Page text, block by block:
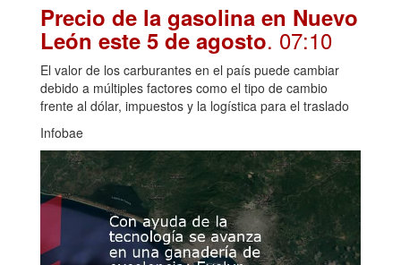
Precio de la gasolina en Nuevo
León este 5 de agosto. 07:10
El valor de los carburantes en el país puede cambiar
debido a múltiples factores como el tipo de cambio
frente al dólar, impuestos y la logística para el traslado
Infobae